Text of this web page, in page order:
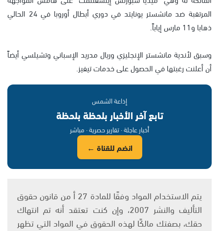
المرتقبة ضد مانشستر يونايتد في دوري أبطال أوروبا في 24 الحالي
ذهابا و11 مارس إياباً.
وسبق لأندية مانشستر الإنجليزي وريال مدريد الإسباني وتشيلسي أيضاً
أن أعلنت رغبتها في الحصول على خدمات تيفيز.
إذاعة الشمس
تابع آخر الأخبار بلحظة بلحظة
أخبار عاجلة · تقارير حصرية · مباشر
انضم للقناة ←
يتم الاستخدام المواد وفقًا للمادة 27 أ من قانون حقوق
التأليف والنشر 2007، وإن كنت تعتقد أنه تم انتهاك
حقك، بصفتك مالكًا لهذه الحقوق في المواد التي تظهر